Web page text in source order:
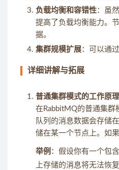
负载均衡和容错性：虽
提高了负载均衡能力。
据。
集群规模扩展：可以通
详细讲解与拓展
普通集群模式的工作原理
在RabbitMQ的普通集群
队列的消息数据会存储
储在某一个节点上。如
举例 ：假设你有一个包
上存储的消息将无法恢